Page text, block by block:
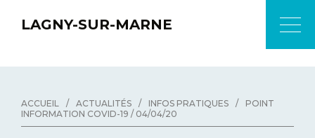
LAGNY-SUR-MARNE
ACCUEIL / ACTUALITÉS / INFOS PRATIQUES /
POINT
INFORMATION COVID-19 / 04/04/20